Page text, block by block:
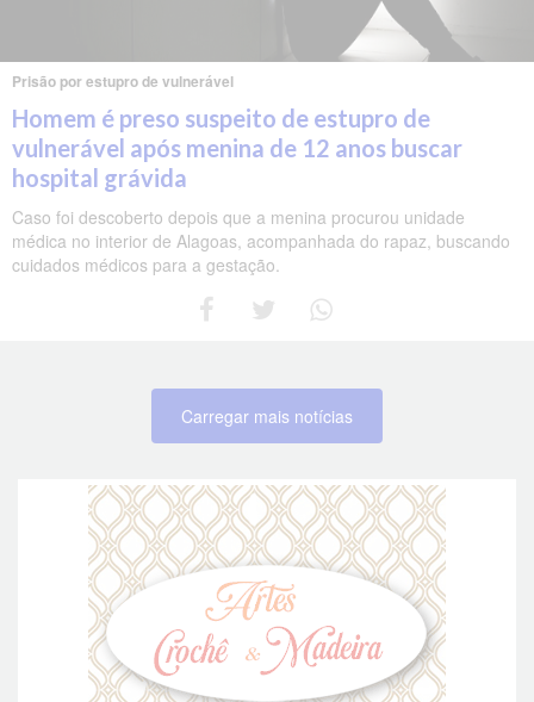
Prisão por estupro de vulnerável
Homem é preso suspeito de estupro de
vulnerável após menina de 12 anos buscar
hospital grávida
Caso foi descoberto depois que a menina procurou unidade
médica no interior de Alagoas, acompanhada do rapaz, buscando
cuidados médicos para a gestação.
Carregar mais notícias